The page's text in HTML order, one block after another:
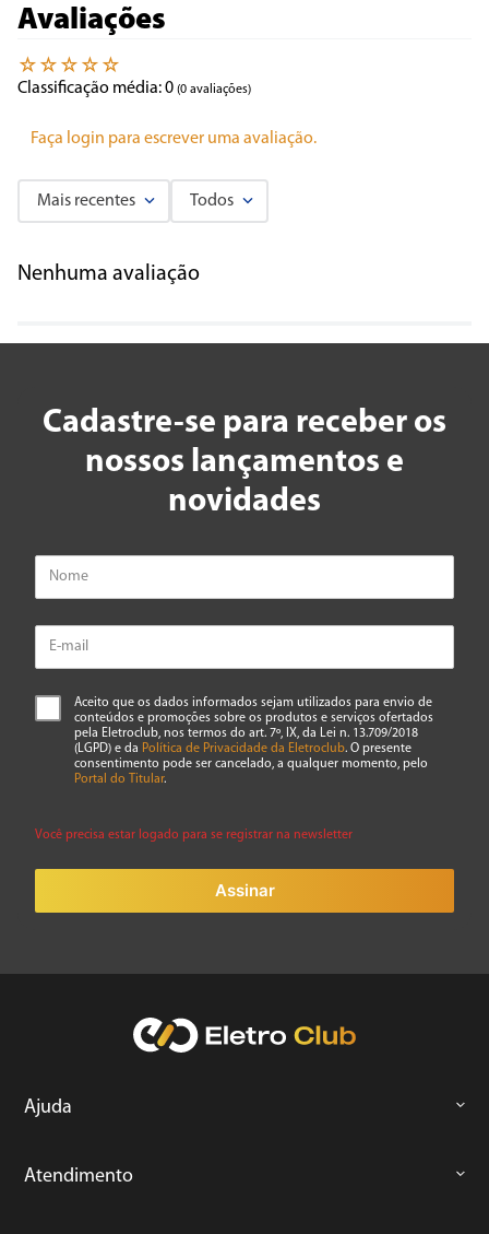
Avaliações
☆ ☆ ☆ ☆ ☆
Classificação média: 0 (0 avaliações)
Faça login para escrever uma avaliação.
Mais recentes Todos
Nenhuma avaliação
Cadastre-se para receber os
nossos lançamentos e
novidades
Aceito que os dados informados sejam utilizados para envio de
conteúdos e promoções sobre os produtos e serviços ofertados
pela Eletroclub, nos termos do art. 7º, IX, da Lei n. 13.709/2018
(LGPD) e da Política de Privacidade da Eletroclub. O presente
consentimento pode ser cancelado, a qualquer momento, pelo
Portal do Titular.
Você precisa estar logado para se registrar na newsletter
Assinar
Ajuda
Atendimento